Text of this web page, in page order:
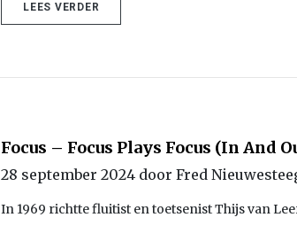
LEES VERDER
Focus – Focus Plays Focus (In And
28 september 2024 door Fred
In 1969 richtte fluitist en toetsenist Thijs van